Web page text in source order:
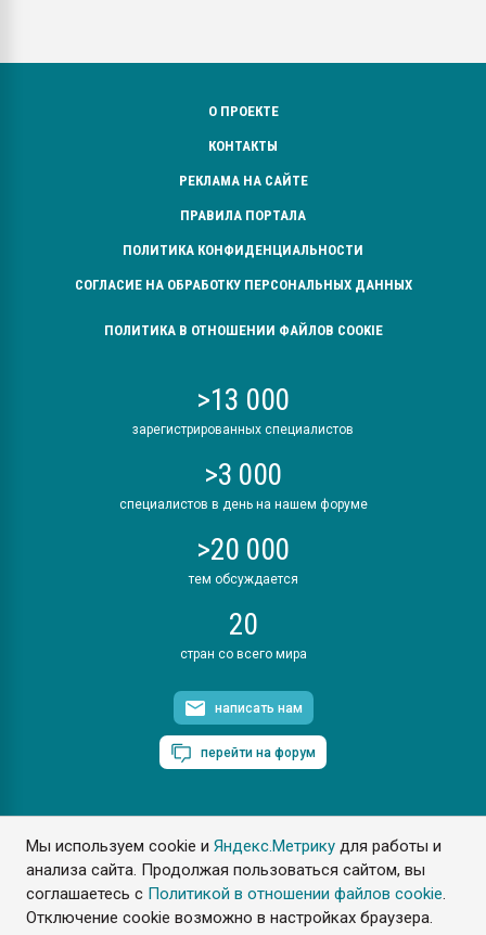
Мы используем cookie иЯндекс.Метрику для работы и
анализа сайта. Продолжая пользоваться сайтом, вы
соглашаетесь с Политикой в отношении файлов cookie.
Отключение cookie возможно в настройках браузера.
О ПРОЕКТЕ
КОНТАКТЫ
РЕКЛАМА НА САЙТЕ
ПРАВИЛА ПОРТАЛА
ПОЛИТИКА КОНФИДЕНЦИАЛЬНОСТИ
СОГЛАСИЕ НА ОБРАБОТКУ ПЕРСОНАЛЬНЫХ ДАННЫХ
ПОЛИТИКА В ОТНОШЕНИИ ФАЙЛОВ COOKIE
>13 000
зарегистрированных специалистов
>3 000
специалистов в день на нашем форуме
>20 000
тем обсуждается
20
стран со всего мира
написать нам
перейти на форум
ПластЭксперт © 2006. Все права защищены
Разрешается копирование материалов сайта с обязательной
ссылкой на www.e-plastic.ru
Разработка сайта